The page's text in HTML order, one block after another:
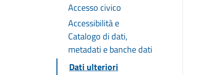
Accesso civico
Accessibilità e
Catalogo di dati,
metadati e banche dati
Dati ulteriori